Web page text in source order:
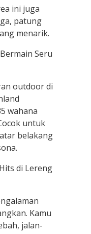
ini juga
patung
menarik.
Seru
outdoor di
wahana
untuk
belakang
di Lereng
Kamu
jalan-